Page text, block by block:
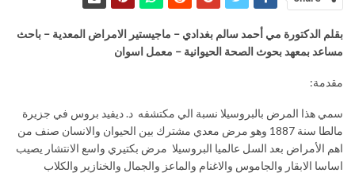
بقلم الدكتورة مي أحمد سالم بغدادي – ماجيستير الامراض المعدية – باحث
مساعد بمعهد بحوث الصحة الحيوانية – معمل اسوان
مقدمة:
سمي هذا المرض بالبروسيلا نسبة الي مكتشفه د. ديفيد بروس في جزيرة
مالطا سنة 1887 وهو مرض معدي مشترك بين الحيوان والانسان صنف من
اهم الأمراض بعد السل عالميا البروسيلا مرض بكتيري واسع الانتشار يصيب
اساسا الابقار والجاموس والاغنام والماعز والجمال والخنازير والكلاب